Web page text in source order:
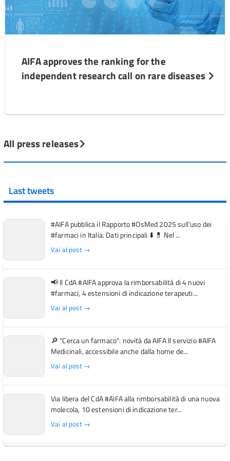
AIFA approves the ranking for the
independent research call on rare diseases
All press releases
Last tweets
#AIFA pubblica il Rapporto #OsMed 2025 sull’uso dei
#farmaci in Italia. Dati principali ⬇️ 💊 Nel ...
Vai al post →
📢 Il CdA #AIFA approva la rimborsabilità di 4 nuovi
#farmaci, 4 estensioni di indicazione terapeuti...
Vai al post →
🔎 "Cerca un farmaco": novità da AIFA Il servizio #AIFA
Medicinali, accessibile anche dalla home de...
Vai al post →
Via libera del CdA #AIFA alla rimborsabilità di una nuova
molecola, 10 estensioni di indicazione ter...
Vai al post →